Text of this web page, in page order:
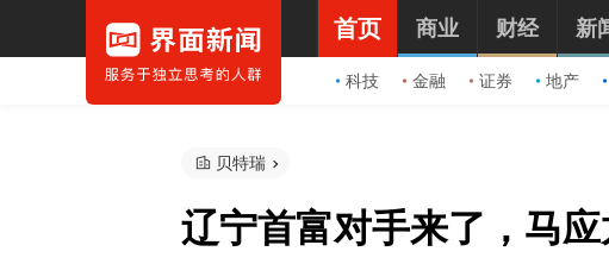
首页
科技 金融 证券 地产
商业 财经 新
贝特瑞
辽宁首富对手来了，马